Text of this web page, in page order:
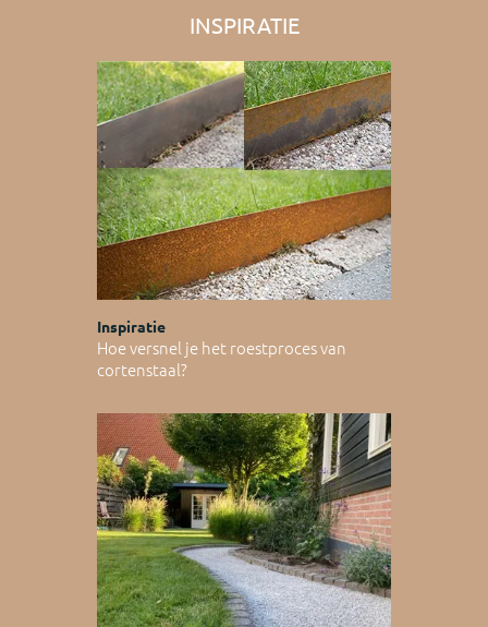
INSPIRATIE
Inspiratie
Hoe versnel je het roestproces van
cortenstaal?